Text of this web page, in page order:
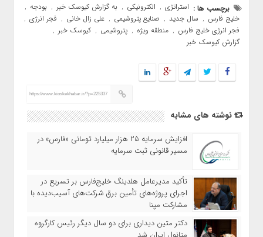
برچسب ها : استراتژی , الکترونیکی , به گزارش کیوسک خبر , بودجه ,
خلیج فارس , سال جدید , صنایع پتروشیمی , علی زال خانی , فجر انرژی ,
فجر انرژی خلیج فارس , منطقه ویژه , پتروشیمی , کیوسک خبر ,
گزارش کیوسک خبر
https://www.kioskekhabar.ir/?p=225337
نوشته های مشابه
افزایش سرمایه ۲۵ هزار میلیارد تومانی «فارس» در
مسیر قانونی ثبت سرمایه
تأکید مدیرعامل هلدینگ خلیج‌فارس بر تسریع در
اجرای پروژه‌های تأمین برق شرکت‌های آسیب‌دیده با
مشارکت مپنا
دکتر متین دیداری برای دو سال دیگر رئیس کارگروه